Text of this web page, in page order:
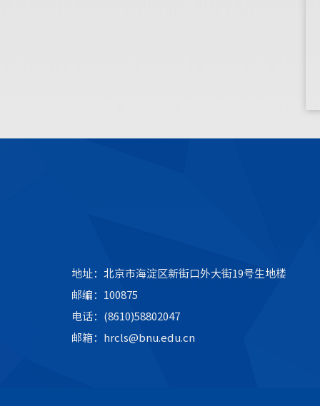
地址：北京市海淀区新街口外大街19号生地楼
邮编：100875
电话：(8610)58802047
邮箱：hrcls@bnu.edu.cn